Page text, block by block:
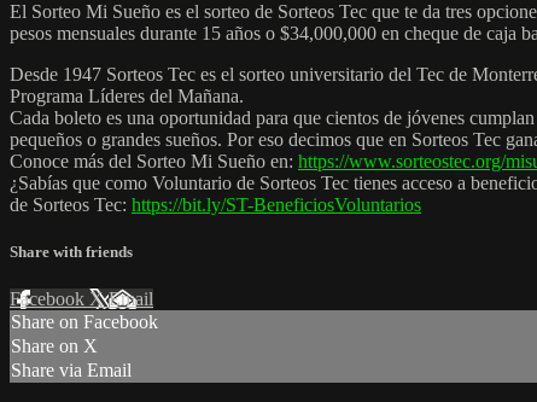
El Sorteo Mi Sueño es el sorteo de Sorteos Tec que te da tres
pesos mensuales durante 15 años o $34,000,000 en cheque de caja
Desde 1947 Sorteos Tec es el sorteo universitario del Tec de
Programa Líderes del Mañana.
Cada boleto es una oportunidad para que cientos de jóvenes
pequeños o grandes sueños. Por eso decimos que en Sorteos Tec
Conoce más del Sorteo Mi Sueño en: https://www.sorteostec.org/
¿Sabías que como Voluntario de Sorteos Tec tienes acceso a
de Sorteos Tec: https://bit.ly/ST-BeneficiosVoluntarios
Share with friends
Facebook XEmail
Share on Facebook
Share on X
Share via Email